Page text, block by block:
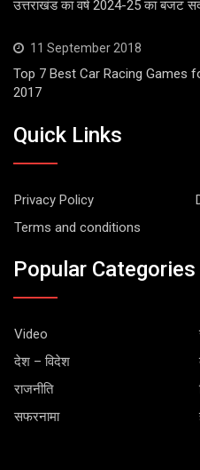
उत्तराखंड का वर्ष 2024-25 का बजट
11 September 2018
Top 7 Best Car Racing Games
2017
Quick Links
Privacy Policy
Terms and conditions
Popular Categories
Video
देश – विदेश
राजनीति
सफरनामा